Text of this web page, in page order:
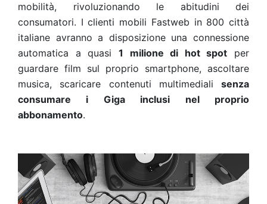
mobilità, rivoluzionando le abitudini dei
consumatori. I clienti mobili Fastweb in 800 città
italiane avranno a disposizione una connessione
automatica a quasi 1 milione di hot spot per
guardare film sul proprio smartphone, ascoltare
musica, scaricare contenuti multimediali senza
consumare i Giga inclusi nel proprio
abbonamento.